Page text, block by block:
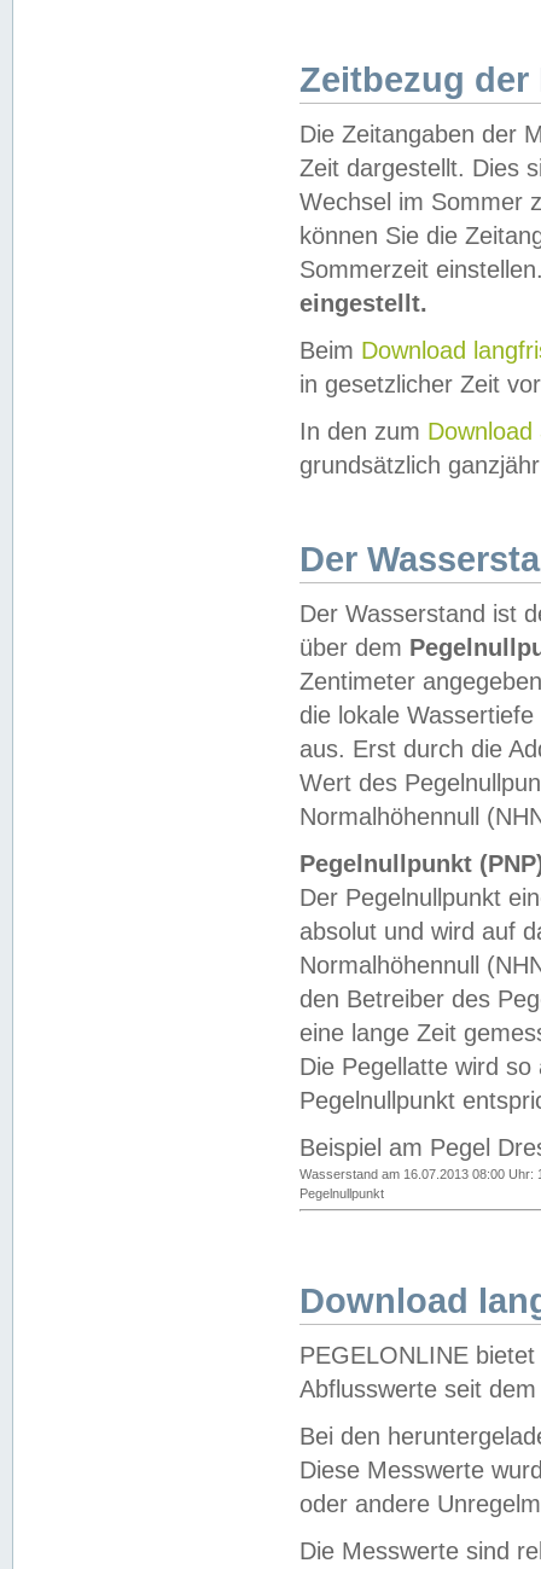
Zeitbezug der
Die Zeitangaben der
Zeit dargestellt. Dies
Wechsel im Sommer
können Sie die
Sommerzeit
eingestellt.
Beim Download
in gesetzlicher Zeit
In den zum Download
grundsätzlich
Der
Der Wasserstand ist
über dem
Zentimeter
die lokale
aus. Erst durch die
Wert des
Normalhöhennull
Pegelnullpunkt
Der Pegelnullpunkt
absolut und wird auf
Normalhöhennull
den Betreiber des
eine lange Zeit
Die Pegellatte wird
Pegelnullpunkt
Beispiel am Pegel
Wasserstand am 16.07.2013 08:00 Uhr:
Pegelnullpunkt
Download
PEGELONLINE
Abflusswerte seit
Bei den
Diese Messwerte
oder andere
Die Messwerte sind